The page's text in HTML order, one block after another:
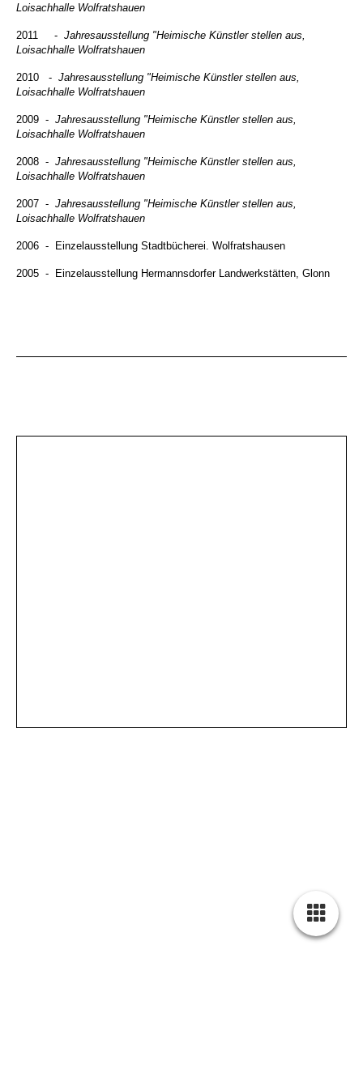
Loisachhalle Wolfratshauen
2011 - Jahresausstellung "Heimische Künstler stellen aus,
Loisachhalle Wolfratshauen
2010 - Jahresausstellung "Heimische Künstler stellen aus,
Loisachhalle Wolfratshauen
2009 - Jahresausstellung "Heimische Künstler stellen aus,
Loisachhalle Wolfratshauen
2008 - Jahresausstellung "Heimische Künstler stellen aus,
Loisachhalle Wolfratshauen
2007 - Jahresausstellung "Heimische Künstler stellen aus,
Loisachhalle Wolfratshauen
2006 - Einzelausstellung Stadtbücherei. Wolfratshausen
2005 - Einzelausstellung Hermannsdorfer Landwerkstätten, Glonn